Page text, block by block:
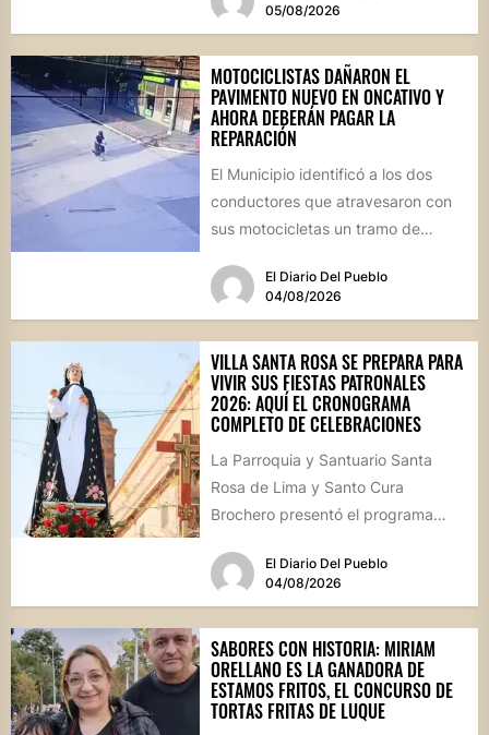
05/08/2026
MOTOCICLISTAS DAÑARON EL
PAVIMENTO NUEVO EN ONCATIVO Y
AHORA DEBERÁN PAGAR LA
REPARACIÓN
El Municipio identificó a los dos
conductores que atravesaron con
sus motocicletas un tramo de
calle...
El Diario Del Pueblo
04/08/2026
VILLA SANTA ROSA SE PREPARA PARA
VIVIR SUS FIESTAS PATRONALES
2026: AQUÍ EL CRONOGRAMA
COMPLETO DE CELEBRACIONES
La Parroquia y Santuario Santa
Rosa de Lima y Santo Cura
Brochero presentó el programa
El Diario Del Pueblo
04/08/2026
SABORES CON HISTORIA: MIRIAM
ORELLANO ES LA GANADORA DE
ESTAMOS FRITOS, EL CONCURSO DE
TORTAS FRITAS DE LUQUE